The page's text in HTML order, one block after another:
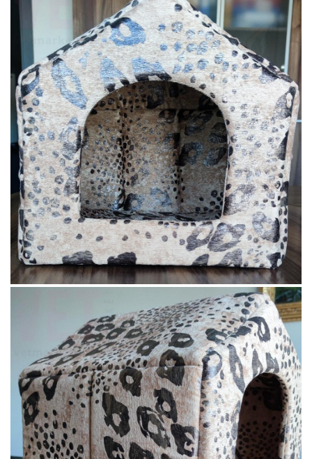
Товари для гризунів
Товари для коней
Товари для людей
Хозряд - господарчі товари оптом
Популярні зоотовари
Архив / Снято с производства